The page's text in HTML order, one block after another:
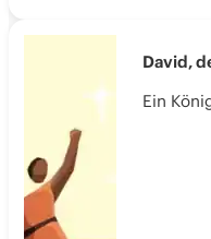
David,
Ein